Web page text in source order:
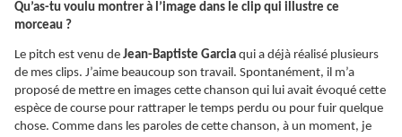
Qu’as-tu voulu montrer à l’image dans le clip qui illustre ce
morceau ?
Le pitch est venu de Jean-Baptiste Garcia qui a déjà réalisé plusieurs
de mes clips. J’aime beaucoup son travail. Spontanément, il m’a
proposé de mettre en images cette chanson qui lui avait évoqué cette
espèce de course pour rattraper le temps perdu ou pour fuir quelque
chose. Comme dans les paroles de cette chanson, à un moment, je